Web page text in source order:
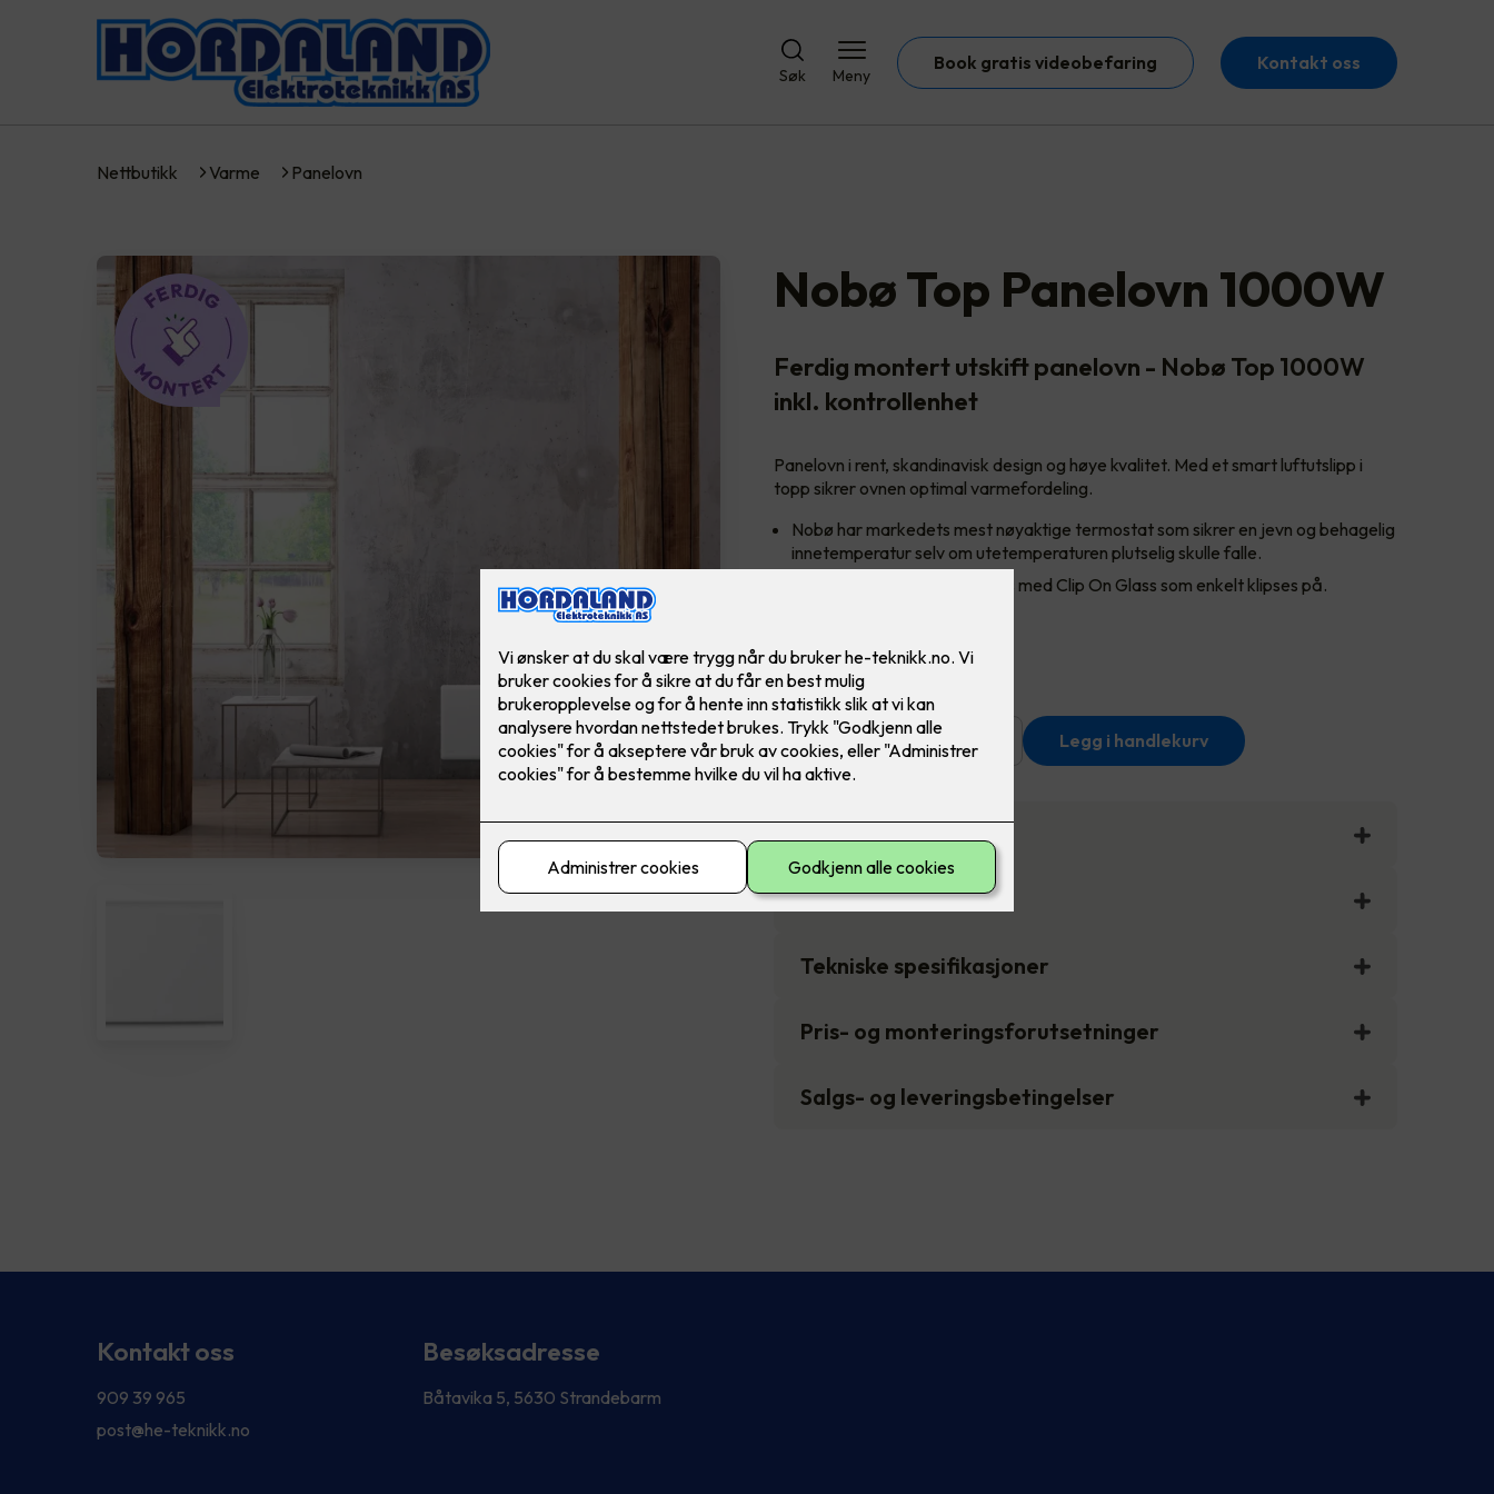
Søk Meny
Book gratis videobefaring Kontakt oss
Nettbutikk Varme Panelovn
Nobø Top Panelovn 1000W
Ferdig montert utskift panelovn - Nobø Top 1000W
inkl. kontrollenhet
Panelovn i rent, skandinavisk design og høye kvalitet. Med et smart luftutslipp i
topp sikrer ovnen optimal varmefordeling.
Nobø har markedets mest nøyaktige termostat som sikrer en jevn og behagelig
innetemperatur selv om utetemperaturen plutselig skulle falle.
Panelovnen kan oppgraderes med Clip On Glass som enkelt klipses på.
3,790,-
Antall - Legg i handlekurv
Pakkens innhold
Beskrivelse
Tekniske spesifikasjoner
Pris- og monteringsforutsetninger
Salgs- og leveringsbetingelser
Kontakt oss
909 39 965
post@he-teknikk.no
Besøksadresse
Båtavika 5, 5630 Strandebarm